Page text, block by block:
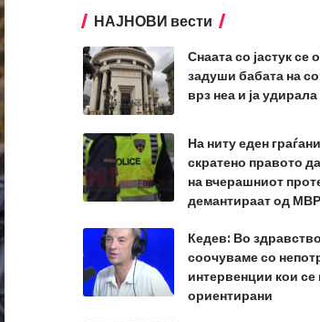
НАЈНОВИ вести
Снаата со јастук се
задуши бабата на
врз неа и ја
На ниту еден
скратено правото
на вчерашниот
демантираат од МВР
Кедев: Во
соочуваме со
интервенции кои
ориентирани